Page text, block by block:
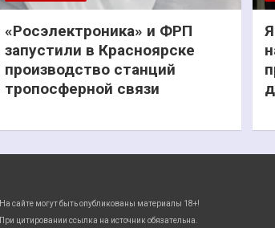
«Росэлектроника» и ФРП
запустили в Красноярске
производство станций
тропосферной связи
На сайте могут быть опубликованы материалы 18+!
При цитировании ссылка на источник обязательна.